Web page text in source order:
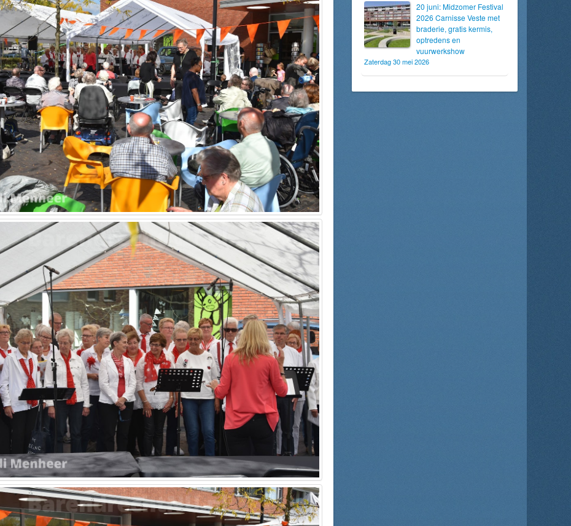
20 juni: Midzomer Festival
2026 Carnisse Veste met
braderie, gratis kermis,
optredens en
vuurwerkshow
Zaterdag 30 mei 2026